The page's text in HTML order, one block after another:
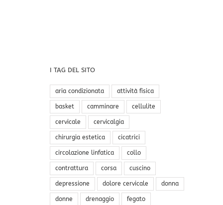
I TAG DEL SITO
aria condizionata attività fisica
basket camminare cellulite
cervicale cervicalgia
chirurgia estetica cicatrici
circolazione linfatica collo
contrattura corsa cuscino
depressione dolore cervicale donna
donne drenaggio fegato